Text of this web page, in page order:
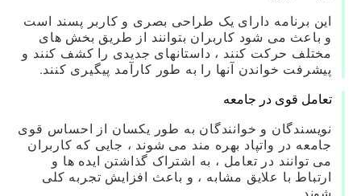
این برنامه دارای یک طراحی بصری و کاربر پسند است
و باعث می شود کاربران بتوانند از طریق بخش های
مختلف حرکت کنند ، داستانهای جدیدی را کشف کنند و
پیشرفت خواندن آنها را به طور کارآمد پیگیری کنند.
تعامل قوی در جامعه
نویسندگان و خوانندگان به طور یکسان از احساس قوی
جامعه در واتپاد بهره مند می شوند ، جایی که کاربران
می توانند در تعامل ، به اشتراک گذاشتن ایده ها و
ارتباط با علایق مشابه ، و باعث افزایش تجربه کلی